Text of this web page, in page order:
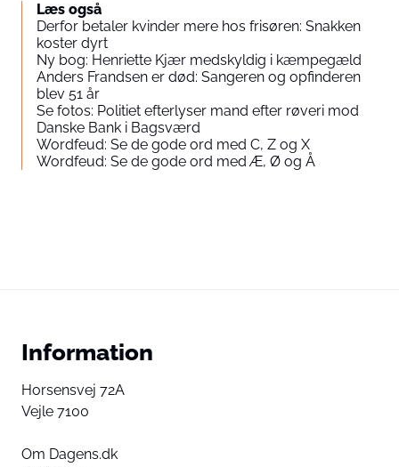
Læs også
Derfor betaler kvinder mere hos frisøren: Snakken
koster dyrt
Ny bog: Henriette Kjær medskyldig i kæmpegæld
Anders Frandsen er død: Sangeren og opfinderen
blev 51 år
Se fotos: Politiet efterlyser mand efter røveri mod
Danske Bank i Bagsværd
Wordfeud: Se de gode ord med C, Z og X
Wordfeud: Se de gode ord med Æ, Ø og Å
Information
Horsensvej 72A
Vejle 7100
Om Dagens.dk